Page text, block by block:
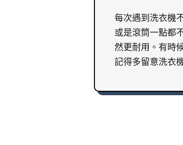
每次遇到洗衣機
或是滾筒一點都
然更耐用。有時
記得多留意洗衣